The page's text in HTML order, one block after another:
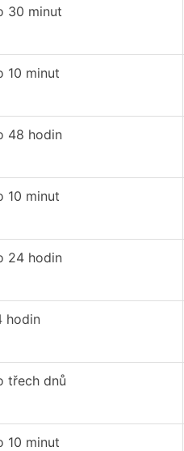
30 minut
10 minut
48 hodin
10 minut
24 hodin
hodin
třech dnů
10 minut